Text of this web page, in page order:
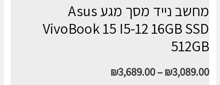
מחשב נייד מסך מגע Asus
VivoBook 15 I5-12 16GB SSD
512GB
₪3,089.00
–
₪3,689.00